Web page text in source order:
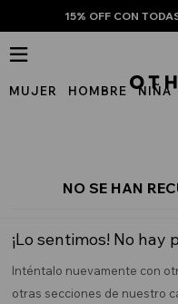
15% OFF CON
MUJER HOMBRE NIÑA

NO SE HAN
¡Lo sentimos! No hay
Inténtalo nuevamente con
otras secciones de nuestro